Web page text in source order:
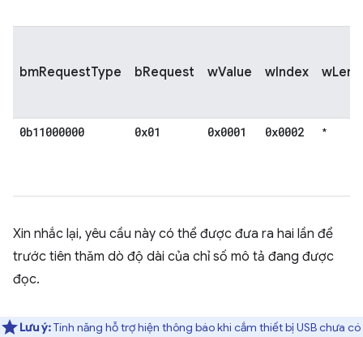
bmRequestType bRequest wValue wIndex
0b11000000 0x01 0x0001 0x0002 *
Xin nhắc lại, yêu cầu này có thể được đưa ra hai lần để
trước tiên thăm dò độ dài của chỉ số mô tả đang được
đọc.
Lưu ý:Tính năng hỗ trợ hiện thông báo khi cắm thiết bị USB chưa có